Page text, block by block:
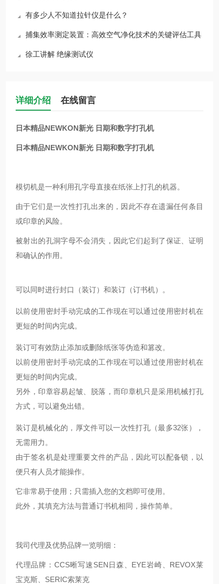
有多少人不知道拉针仪是什么？
捕集效率测定装置：高效空气净化技术的关键评估工具
徐工讲解 绝缘测试仪
详细介绍 在线留言
日本精品NEWKON新光 日期和数字打孔机
日本精品NEWKON新光 日期和数字打孔机
模切机是一种利用孔字母直接在纸张上打孔的机器。
由于它们是一次性打孔出来的，因此不存在遗漏任何条目
或印章的风险。
被射出的孔洞字母不会消失，因此它们起到了保证、证明
和确认的作用。
可以同时进行封口（装订）和装订（订书机）。
以前使用密封手动完成的工作现在可以通过使用密封机在
更短的时间内完成。
装订可有效防止添加或删除纸张等伪造和篡改。
以前使用密封手动完成的工作现在可以通过使用密封机在
更短的时间内完成。
另外，印章容易起皱、脱落，而印章机只是采用机械打孔
方式，可以避免出错。
装订是机械化的，厚文件可以一次性打孔（最多32张），
无需用力。
由于签名机是处理重要文件的产品，因此可以配备锁，以
便只有人员才能操作。
它非常易于使用；只需插入您的文档即可使用。
此外，其填充方法与普通订书机相同，操作简单。
我司代理及优势品牌一览明细：
代理品牌：CCS晰写速SEN日森、EYE岩崎、REVOX莱
宝克斯、SERIC索莱克